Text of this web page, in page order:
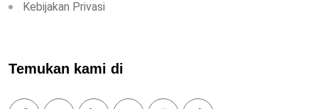
Kebijakan Privasi
Temukan kami di